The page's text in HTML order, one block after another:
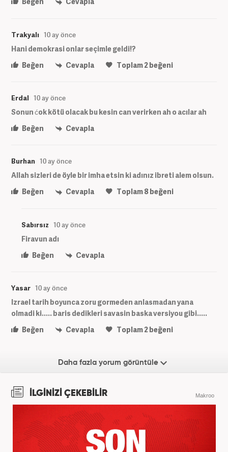
Trakyalı 10 ay önce
Hani demokrasi onlar seçimle geldi!?
Beğen
Cevapla Toplam2 beğeni
Erdal 10 ay önce
Sonun ćok kötü olacak bu kesin can verirken ah o acılar ah
Beğen
Cevapla
Burhan 10 ay önce
Allah sizleri de öyle bir imha etsin ki adınız ibreti alem olsun.
Beğen
Cevapla Toplam8beğeni
Sabırsız 10 ay önce
Firavun adı
Beğen
Cevapla
Yasar 10 ay önce
Izrael tarih boyunca zoru gormeden anlasmadan yana
olmadi ki..... baris dedikleri savasin baska versiyou gibi.....
Beğen
Cevapla Toplam2beğeni
Daha fazla yorum görüntüle
İLGİNİZİ ÇEKEBİLİR Makroo